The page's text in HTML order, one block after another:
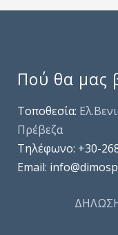
Πού θα μας
Τοποθεσία:
Πρέβεζα
Τηλέφωνo: +30-
Email: